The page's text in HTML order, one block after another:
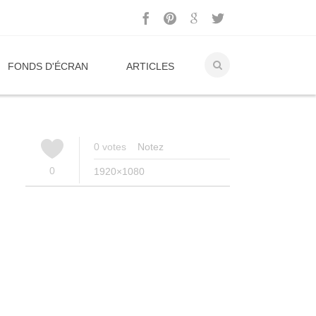
FONDS D'ÉCRAN ARTICLES
0
0 votes Notez
1920×1080